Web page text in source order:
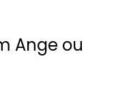
Ange ou